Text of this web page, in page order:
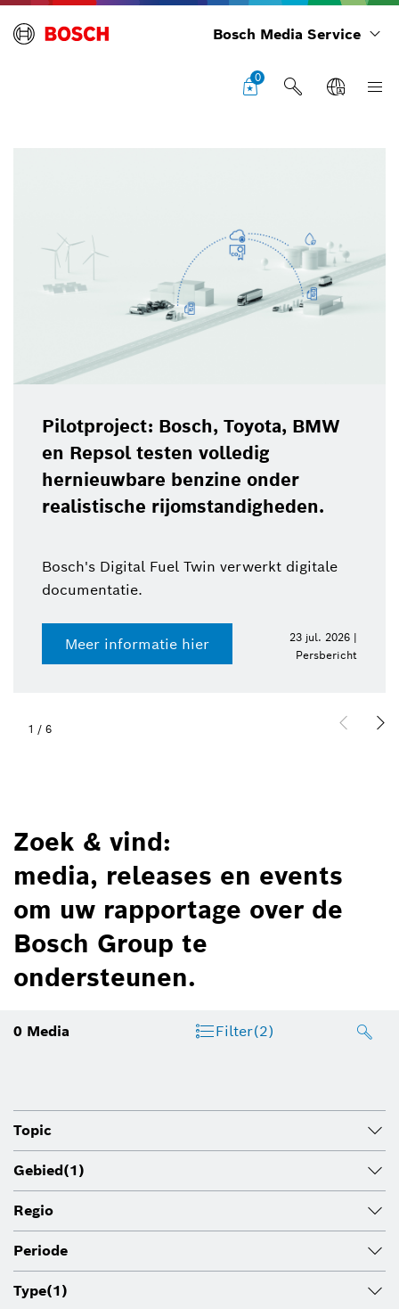
Bosch Media Service
0
Pilotproject: Bosch, Toyota, BMW
en Repsol testen volledig
hernieuwbare benzine onder
realistische rijomstandigheden.
Bosch's Digital Fuel Twin verwerkt digitale
documentatie.
Meer informatie hier
23 jul. 2026 |
Persbericht
1 / 6
Zoek & vind:
media, releases en events
om uw rapportage over de
Bosch Group te
ondersteunen.
0 Media Filter(2)
Topic
Gebied(1)
Regio
Periode
Type(1)